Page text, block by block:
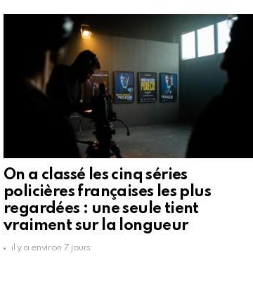
On a classé les cinq séries
policières françaises les plus
regardées : une seule tient
vraiment sur la longueur
il y a environ 7 jours